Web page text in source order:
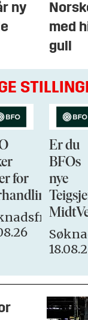
ny
med
gull
for
Er du
BFOs
nye